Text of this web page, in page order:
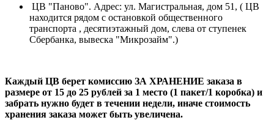
ЦВ "Паново". Адрес: ул. Магистральная, дом 51, ( ЦВ
находится рядом с остановкой общественного
транспорта , десятиэтажный дом, слева от ступенек
Сбербанка, вывеска "Микрозайм".)
Каждый ЦВ берет комиссию ЗА ХРАНЕНИЕ заказа в
размере от 15 до 25 рублей за 1 место (1 пакет/1 коробка) и
забрать нужно будет в течении недели, иначе стоимость
хранения заказа может быть увеличена.